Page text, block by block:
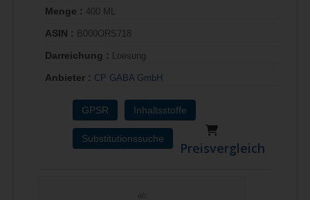
Menge : 400 ML
ASIN : B000ORS718
Darreichung : Loesung
Anbieter : CP GABA GmbH
GPSR Inhaltsstoffe
Substitutionssuche
Preisvergleich
ab